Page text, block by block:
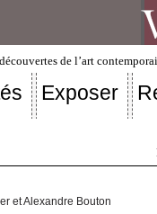
de l’art
Exposer
et Alexandre Bouton